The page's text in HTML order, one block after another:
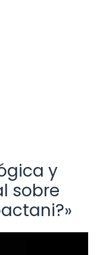
y
sobre